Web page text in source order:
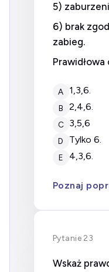
5)
6) brak
zabieg.
A 1,3,6.
B 2,4,6.
C 3,5,6
D tylko 6.
E 4,3,6.
Poznaj
Pytanie 23
Wskaż